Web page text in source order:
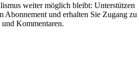
weiter möglich bleibt: Unterstützen
Abonnement und erhalten Sie Zugang zu
Kommentaren.